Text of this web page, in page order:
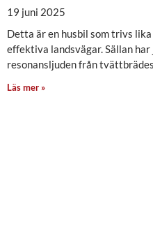
19 juni 2025
Detta är en husbil som trivs
effektiva landsvägar. Sällan
resonansljuden från
Läs mer »